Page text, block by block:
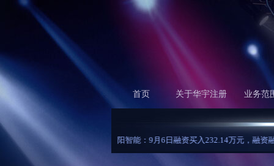
首页 关于华宇注册 业务范
华阳智能：9月6日融资买入232.14万元，融资融券余额